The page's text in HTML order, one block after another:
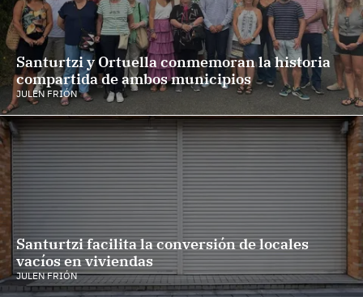
Santurtzi y Ortuella conmemoran la historia
compartida de ambos municipios
JULEN FRIÓN
Santurtzi facilita la conversión de locales
vacíos en viviendas
JULEN FRIÓN